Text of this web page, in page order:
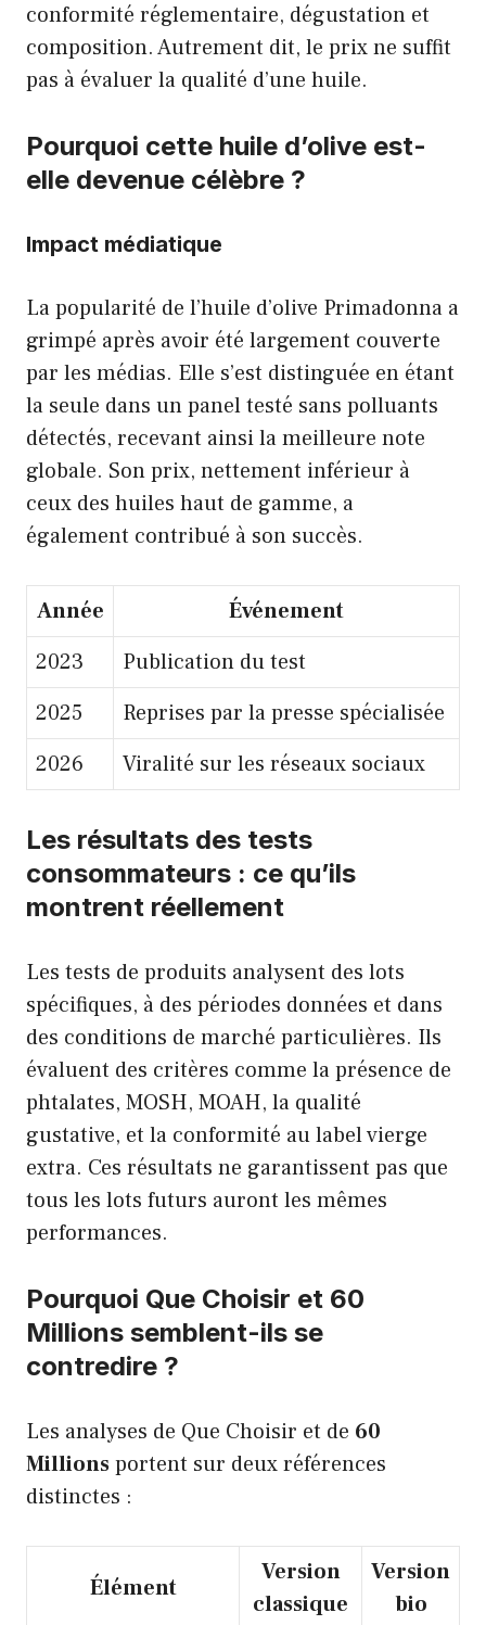
conformité réglementaire, dégustation et
composition. Autrement dit, le prix ne suffit
pas à évaluer la qualité d’une huile.
Pourquoi cette huile d’olive est-
elle devenue célèbre ?
Impact médiatique
La popularité de l’huile d’olive Primadonna a
grimpé après avoir été largement couverte
par les médias. Elle s’est distinguée en étant
la seule dans un panel testé sans polluants
détectés, recevant ainsi la meilleure note
globale. Son prix, nettement inférieur à
ceux des huiles haut de gamme, a
également contribué à son succès.
Année
Événement
2023
Publication du test
2025
Reprises par la presse spécialisée
2026
Viralité sur les réseaux sociaux
Les résultats des tests
consommateurs : ce qu’ils
montrent réellement
Les tests de produits analysent des lots
spécifiques, à des périodes données et dans
des conditions de marché particulières. Ils
évaluent des critères comme la présence de
phtalates, MOSH, MOAH, la qualité
gustative, et la conformité au label vierge
extra. Ces résultats ne garantissent pas que
tous les lots futurs auront les mêmes
performances.
Pourquoi Que Choisir et 60
Millions semblent-ils se
contredire ?
Les analyses de Que Choisir et de 60
Millionsportent sur deux références
distinctes :
Élément
Version
classique
Version
bio